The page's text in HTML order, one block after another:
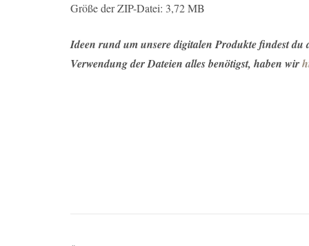
Größe der ZIP-Datei: 3,72 MB
Ideen rund um unsere digitalen Produkte findest du
Verwendung der Dateien alles benötigst, haben wir